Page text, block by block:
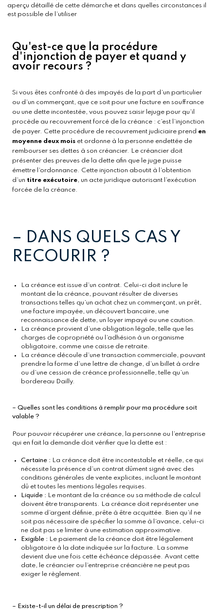
aperçu détaillé de cette démarche et dans quelles circonstances il
est possible de l’utiliser
Qu'est-ce que la procédure
d'injonction de payer et quand y
avoir recours ?
Si vous êtes confronté à des impayés de la part d’un particulier
ou d’un commerçant, que ce soit pour une facture en souffrance
ou une dette incontestée, vous pouvez saisir lejuge pour qu’il
procède au recouvrement forcé de la créance : c’est l’injonction
de payer. Cette procédure de recouvrement judiciaire prend en
moyenne deux mois et ordonne à la personne endettée de
rembourser ses dettes à son créancier. Le créancier doit
présenter des preuves de la dette afin que le juge puisse
émettre l’ordonnance. Cette injonction aboutit à l’obtention
d’un titre exécutoire, un acte juridique autorisant l’exécution
forcée de la créance.
– DANS QUELS CAS Y
RECOURIR ?
La créance est issue d’un contrat. Celui-ci doit inclure le
montant de la créance, pouvant résulter de diverses
transactions telles qu’un achat chez un commerçant, un prêt,
une facture impayée, un découvert bancaire, une
reconnaissance de dette, un loyer impayé ou une caution.
La créance provient d’une obligation légale, telle que les
charges de copropriété ou l’adhésion à un organisme
obligatoire, comme une caisse de retraite.
La créance découle d’une transaction commerciale, pouvant
prendre la forme d’une lettre de change, d’un billet à ordre
ou d’une cession de créance professionnelle, telle qu’un
bordereau Dailly.
– Quelles sont les conditions à remplir pour ma procédure soit
valable ?
Pour pouvoir récupérer une créance, la personne ou l’entreprise
qui en fait la demande doit vérifier que la dette est :
Certaine : La créance doit être incontestable et réelle, ce qui
nécessite la présence d’un contrat dûment signé avec des
conditions générales de vente explicites, incluant le montant
dû et toutes les mentions légales requises.
Liquide : Le montant de la créance ou sa méthode de calcul
doivent être transparents. La créance doit représenter une
somme d’argent définie, prête à être acquittée. Bien qu’il ne
soit pas nécessaire de spécifier la somme à l’avance, celui-ci
ne doit pas se limiter à une estimation approximative.
Exigible : Le paiement de la créance doit être légalement
obligatoire à la date indiquée sur la facture. La somme
devient due une fois cette échéance dépassée. Avant cette
date, le créancier ou l’entreprise créancière ne peut pas
exiger le règlement.
– Existe-t-il un délai de prescription ?